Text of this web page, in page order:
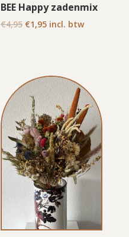
BEE Happy zadenmix
€4,95 Oorspronkelijke
€1,95Huidige
incl. btw